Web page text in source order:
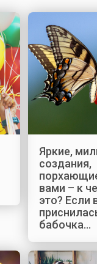
Яркие,
создания,
вами – к
это? Если
бабочка…